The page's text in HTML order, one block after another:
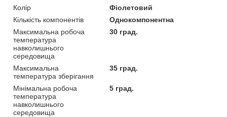
Колір
Фіолетовий
Кількість компонентів
Однокомпонентна
Максимальна робоча
температура
навколишнього
середовища
30 град.
Максимальна
температура зберігання
35 град.
Мінімальна робоча
температура
навколишнього
середовища
5 град.